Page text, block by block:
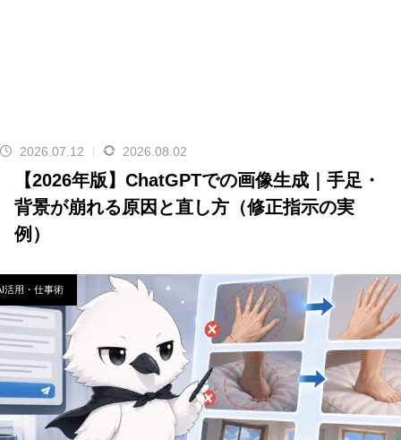
2026.07.12 2026.08.02
【2026年版】ChatGPTでの画像生成｜手足・
背景が崩れる原因と直し方（修正指示の実
例）
活用・仕事術